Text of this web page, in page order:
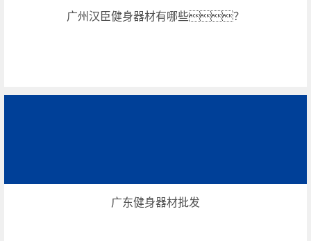
广州汉臣健身器材有哪些？
广东健身器材批发